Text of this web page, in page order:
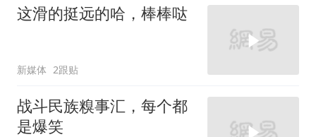
这滑的挺远的哈，棒棒哒
新媒体 2跟贴
战斗民族糗事汇，每个都
是爆笑